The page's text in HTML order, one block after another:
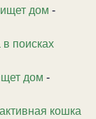
дом -
поисках
дом -
кошка